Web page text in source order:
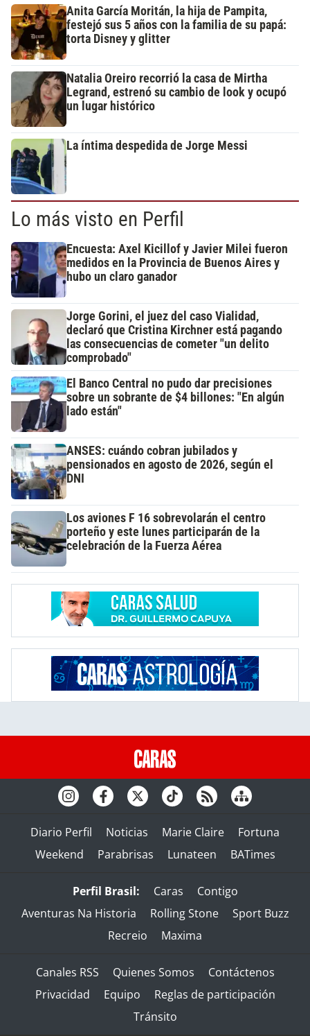
Anita García Moritán, la hija de Pampita,
festejó sus 5 años con la familia de su papá:
torta Disney y glitter
Natalia Oreiro recorrió la casa de Mirtha
Legrand, estrenó su cambio de look y ocupó
un lugar histórico
La íntima despedida de Jorge Messi
Lo más visto en Perfil
Encuesta: Axel Kicillof y Javier Milei fueron
medidos en la Provincia de Buenos Aires y
hubo un claro ganador
Jorge Gorini, el juez del caso Vialidad,
declaró que Cristina Kirchner está pagando
las consecuencias de cometer "un delito
comprobado"
El Banco Central no pudo dar precisiones
sobre un sobrante de $4 billones: "En algún
lado están"
ANSES: cuándo cobran jubilados y
pensionados en agosto de 2026, según el
DNI
Los aviones F 16 sobrevolarán el centro
porteño y este lunes participarán de la
celebración de la Fuerza Aérea
Diario Perfil Noticias Marie Claire
Fortuna
Weekend
Parabrisas Lunateen BATimes
Perfil Brasil: Caras
Contigo
Aventuras Na Historia
Rolling Stone
Sport Buzz
Recreio
Maxima
Canales RSS Quienes Somos
Contáctenos
Privacidad
Equipo
Reglas de participación
Tránsito